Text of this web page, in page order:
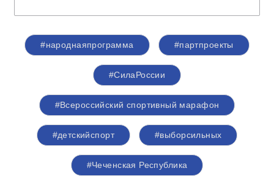
#народнаяпрограмма #партпроекты
#СилаРоссии
#Всероссийский спортивный марафон
#детскийспорт #выборсильных
#Чеченская Республика